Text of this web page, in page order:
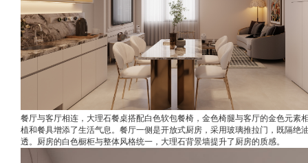
餐厅与客厅相连，大理石餐桌搭配白色软包餐椅，金色椅腿与客厅的金色元素
植和餐具增添了生活气息。餐厅一侧是开放式厨房，采用玻璃推拉门，既隔绝
透。厨房的白色橱柜与整体风格统一，大理石背景墙提升了厨房的质感。